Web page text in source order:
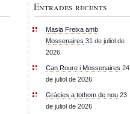
Entrades recents
Masia Freixa amb
Mossenaires 31 de juliol de
2026
Can Roure i Mossenaires 24
de juliol de 2026
Gràcies a tothom de nou 23
de juliol de 2026